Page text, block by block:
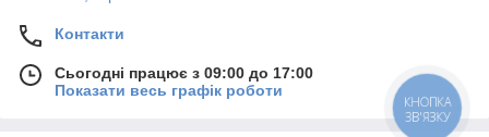
Контакти
Сьогодні працює з 09:00 до 17:00
Показати весь графік роботи
КНОПКА
ЗВ'ЯЗКУ